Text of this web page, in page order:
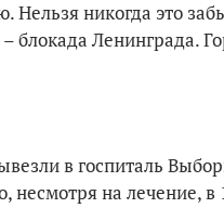
никогда это
блокада Ленинграда.
в госпиталь
несмотря на лечение,